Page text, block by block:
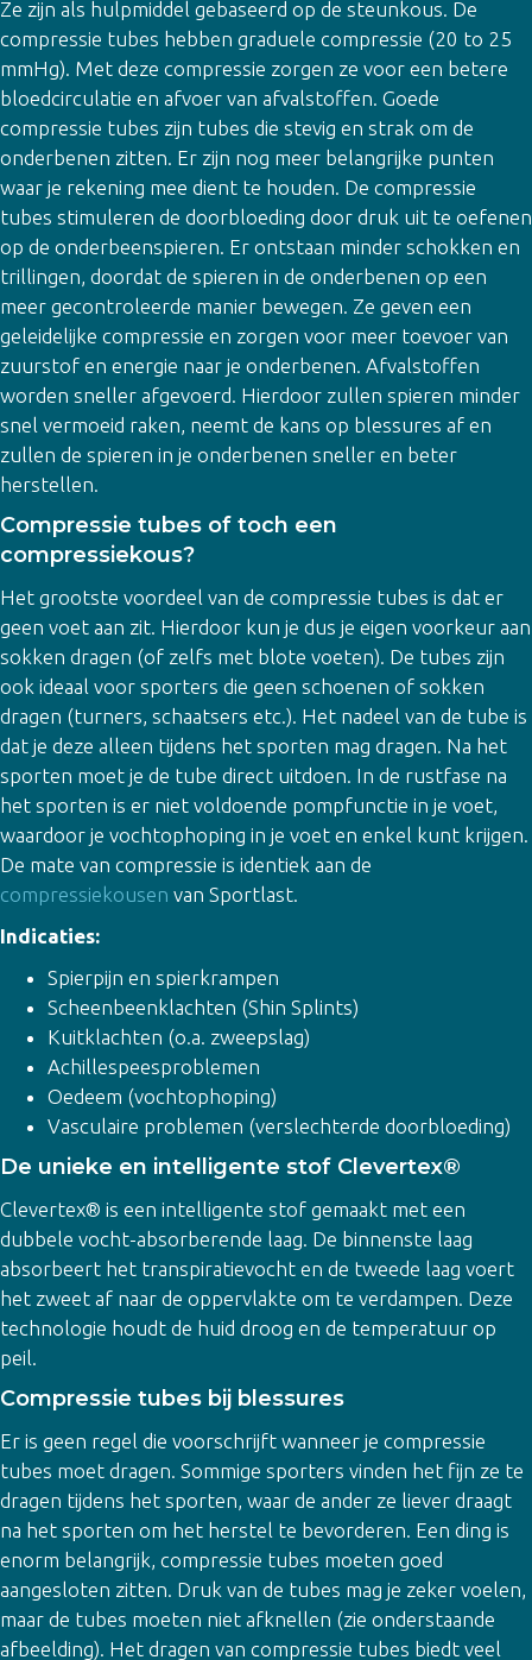
Ze zijn als hulpmiddel gebaseerd op de steunkous. De
compressie tubes hebben graduele compressie (20 to 25
mmHg). Met deze compressie zorgen ze voor een betere
bloedcirculatie en afvoer van afvalstoffen. Goede
compressie tubes zijn tubes die stevig en strak om de
onderbenen zitten. Er zijn nog meer belangrijke punten
waar je rekening mee dient te houden. De compressie
tubes stimuleren de doorbloeding door druk uit te oefenen
op de onderbeenspieren. Er ontstaan minder schokken en
trillingen, doordat de spieren in de onderbenen op een
meer gecontroleerde manier bewegen. Ze geven een
geleidelijke compressie en zorgen voor meer toevoer van
zuurstof en energie naar je onderbenen. Afvalstoffen
worden sneller afgevoerd. Hierdoor zullen spieren minder
snel vermoeid raken, neemt de kans op blessures af en
zullen de spieren in je onderbenen sneller en beter
herstellen.
Compressie tubes of toch een
compressiekous?
Het grootste voordeel van de compressie tubes is dat er
geen voet aan zit. Hierdoor kun je dus je eigen voorkeur aan
sokken dragen (of zelfs met blote voeten). De tubes zijn
ook ideaal voor sporters die geen schoenen of sokken
dragen (turners, schaatsers etc.). Het nadeel van de tube is
dat je deze alleen tijdens het sporten mag dragen. Na het
sporten moet je de tube direct uitdoen. In de rustfase na
het sporten is er niet voldoende pompfunctie in je voet,
waardoor je vochtophoping in je voet en enkel kunt krijgen.
De mate van compressie is identiek aan de
compressiekousen van Sportlast.
Indicaties:
Spierpijn en spierkrampen
Scheenbeenklachten (Shin Splints)
Kuitklachten (o.a. zweepslag)
Achillespeesproblemen
Oedeem (vochtophoping)
Vasculaire problemen (verslechterde doorbloeding)
De unieke en intelligente stof Clevertex®
Clevertex® is een intelligente stof gemaakt met een
dubbele vocht-absorberende laag. De binnenste laag
absorbeert het transpiratievocht en de tweede laag voert
het zweet af naar de oppervlakte om te verdampen. Deze
technologie houdt de huid droog en de temperatuur op
peil.
Compressie tubes bij blessures
Er is geen regel die voorschrijft wanneer je compressie
tubes moet dragen. Sommige sporters vinden het fijn ze te
dragen tijdens het sporten, waar de ander ze liever draagt
na het sporten om het herstel te bevorderen. Een ding is
enorm belangrijk, compressie tubes moeten goed
aangesloten zitten. Druk van de tubes mag je zeker voelen,
maar de tubes moeten niet afknellen (zie onderstaande
afbeelding). Het dragen van compressie tubes biedt veel